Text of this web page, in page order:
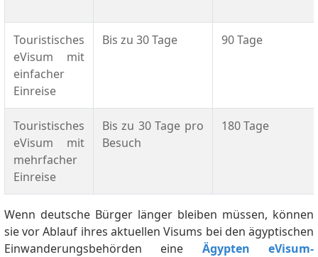
Touristisches
eVisum mit
einfacher
Einreise
Bis zu 30 Tage 90 Tage
Touristisches
eVisum mit
mehrfacher
Einreise
Bis zu 30 Tage pro
Besuch
180 Tage
Wenn deutsche Bürger länger bleiben müssen, können
sie vor Ablauf ihres aktuellen Visums bei den ägyptischen
Einwanderungsbehörden eine Ägypten eVisum-